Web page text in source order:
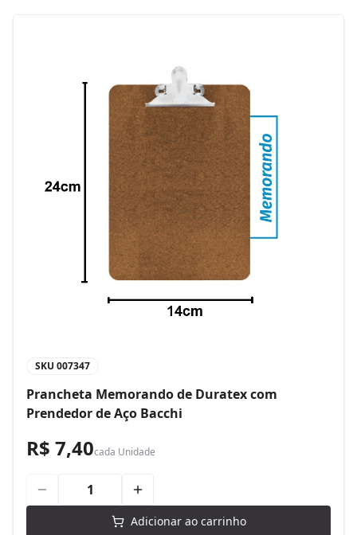
SKU 007347
Prancheta Memorando de Duratex com
Prendedor de Aço Bacchi
R$ 7,40cada Unidade
Adicionar ao carrinho